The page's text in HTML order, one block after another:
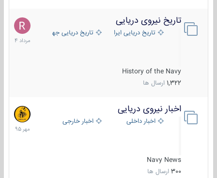
تاریخ نیروی دریایی
تاریخ دریایی ایران تاریخ دریایی جهان
History of the Navy
1,322 ارسال ها
16
مرداد
1404
اخبار نیروی دریایی
اخبار داخلی اخبار خارجی
Navy News
300 ارسال ها
27
مهر
1395